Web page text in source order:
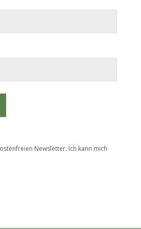
Newsletter. Ich kann mich